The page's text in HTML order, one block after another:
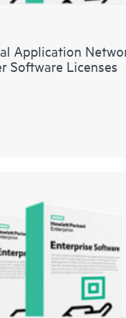
Application
Software Licenses